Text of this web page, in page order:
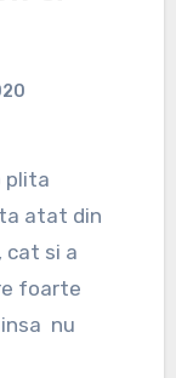
atat din
si a
foarte
nu